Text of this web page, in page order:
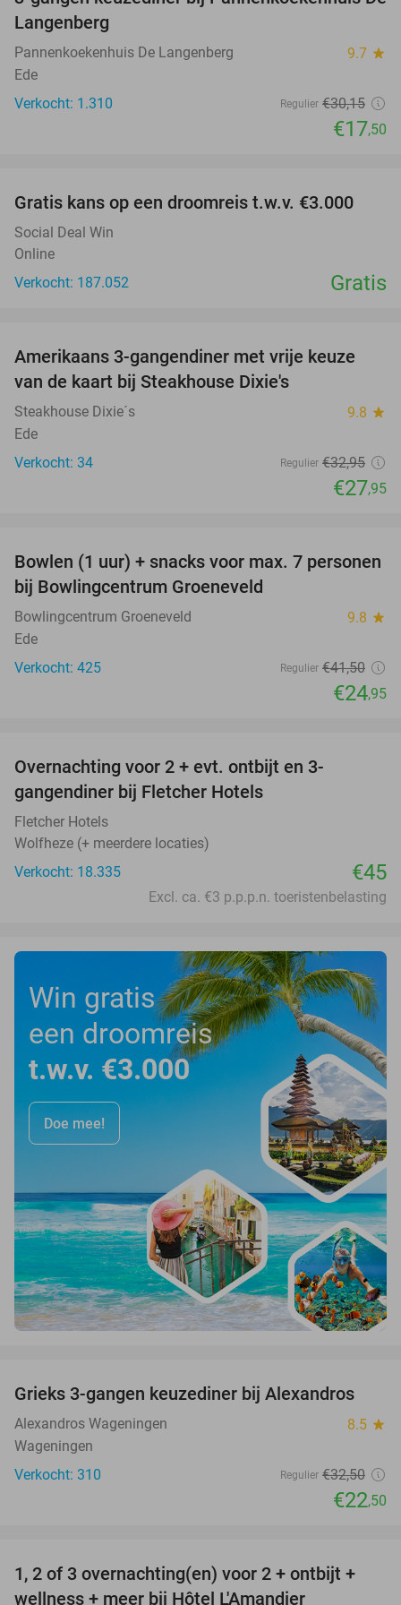
Langenberg
Pannenkoekenhuis De Langenberg 9.7 star
Ede
Verkocht: 1.310
Regulier €30,15
€17,50
Gratis kans op een droomreis t.w.v. €3.000
Social Deal Win
Online
Verkocht: 187.052
Gratis
15%
Amerikaans 3-gangendiner met vrije keuze
van de kaart bij Steakhouse Dixie's
Steakhouse Dixie´s 9.8 star
Ede
Verkocht: 34
Regulier €32,95
€27,95
40%
Bowlen (1 uur) + snacks voor max. 7 personen
bij Bowlingcentrum Groeneveld
Bowlingcentrum Groeneveld 9.8 star
Ede
Verkocht: 425
Regulier €41,50
€24,95
Overnachting voor 2 + evt. ontbijt en 3-
gangendiner bij Fletcher Hotels
Fletcher Hotels
Wolfheze (+ meerdere locaties)
Verkocht: 18.335
€45
Excl. ca. €3 p.p.p.n. toeristenbelasting
Win gratis
een droomreis
t.w.v. €3.000
Doe mee!
31%
Grieks 3-gangen keuzediner bij Alexandros
Alexandros Wageningen 8.5 star
Wageningen
Verkocht: 310
Regulier €32,50
€22,50
32%
TODAY
1, 2 of 3 overnachting(en) voor 2 + ontbijt +
wellness + meer bij Hôtel L'Amandier